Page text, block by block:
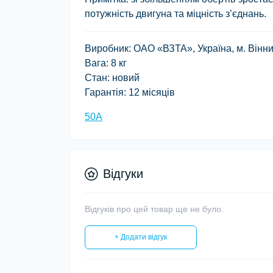
потужність двигуна та міцність з’єднань.
Виробник: ОАО «ВЗТА», Україна, м.
Вага: 8 кг
Стан: новий
Гарантія: 12 місяців
50А
Відгуки
Відгуків про цей товар ще не було.
+ Додати відгук